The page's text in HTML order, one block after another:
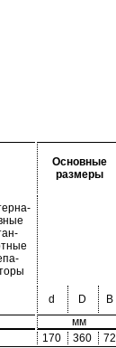
Основные
размеры
d D B
мм
170 360 72